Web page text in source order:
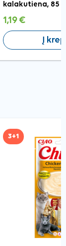
kalakutiena, 85 g
1,19 €
Į
3+1